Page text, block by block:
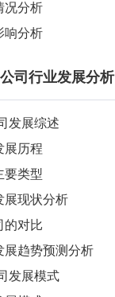
况分析
响分析
司行业发展分析
发展综述
展历程
要类型
展现状分析
的对比
展趋势预测分析
发展模式